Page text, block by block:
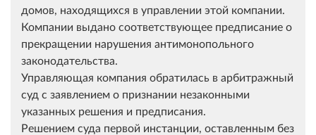
домов, находящихся в управлении этой компании.
Компании выдано соответствующее предписание о
прекращении нарушения антимонопольного
законодательства.
Управляющая компания обратилась в арбитражный
суд с заявлением о признании незаконными
указанных решения и предписания.
Решением суда первой инстанции, оставленным без